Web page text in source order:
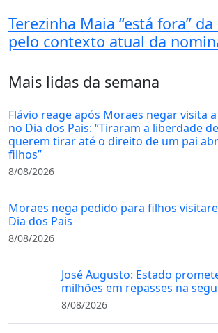
Terezinha Maia “está fora”
pelo contexto atual da
Mais lidas da semana
Flávio reage após Moraes negar visita
no Dia dos Pais: “Tiraram a liberdade
querem tirar até o direito de um pai
filhos”
8/08/2026
Moraes nega pedido para filhos
Dia dos Pais
8/08/2026
José Augusto: Estado
milhões em repasses na
8/08/2026